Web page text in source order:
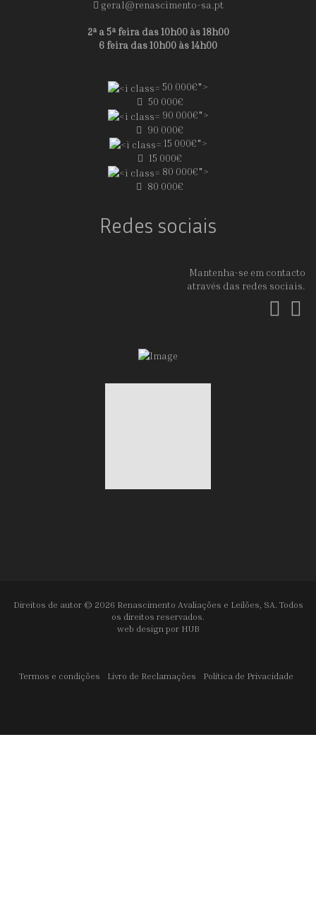
geral@renascimento-sa.pt
2ª a 5ª feira das 10h00 às 18h00
6 feira das 10h00 às 14h00
50 000€">
50 000€
90 000€">
90 000€
15 000€">
15 000€
80 000€">
80 000€
Redes sociais
Mantenha-se em contacto
através das redes sociais.
Direitos de autor © 2026 Renascimento Avaliações e Leilões, SA. Todos
os direitos reservados.
web design por HUB
Termos e condições Livro de Reclamações Política de Privacidade